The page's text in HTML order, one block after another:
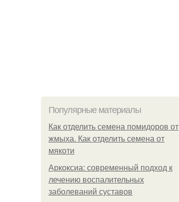
Популярные материалы
Как отделить семена помидоров от
жмыха. Как отделить семена от
мякоти
Аркоксиа: современный подход к
лечению воспалительных
заболеваний суставов